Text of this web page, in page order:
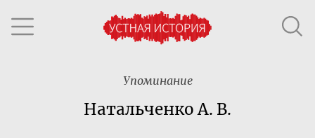
Упоминание
Натальченко А. В.